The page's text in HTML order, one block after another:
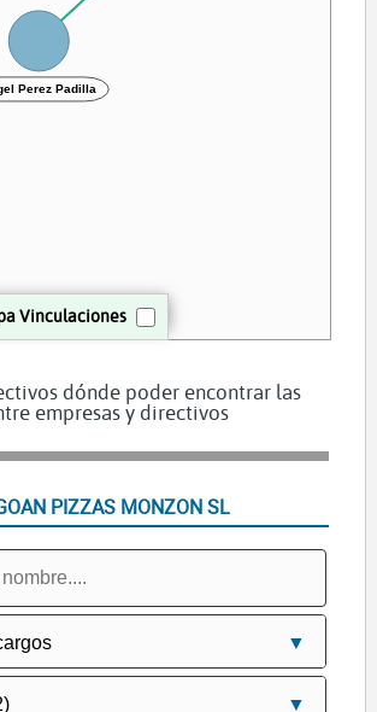
Vinculaciones
Perez Padilla
dónde poder encontrar las
empresas y directivos
PIZZAS MONZON SL